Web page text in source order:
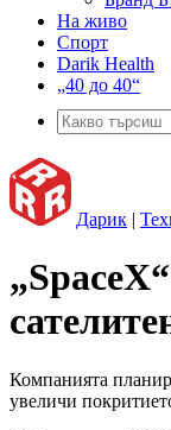
На живо
Спорт
Darik Health
„40 до 40“
Дарик |
Компанията
увеличи